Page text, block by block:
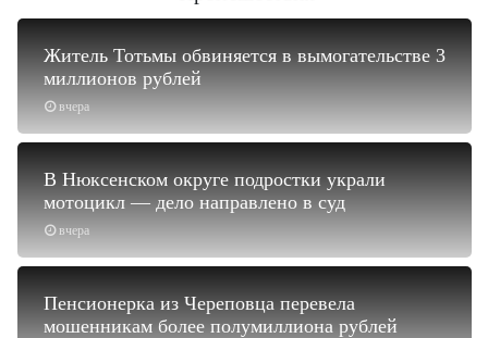
вчера
Житель Тотьмы обвиняется в вымогательстве 3
миллионов рублей
вчера
В Нюксенском округе подростки украли
мотоцикл — дело направлено в суд
Пенсионерка из Череповца перевела
мошенникам более полумиллиона рублей